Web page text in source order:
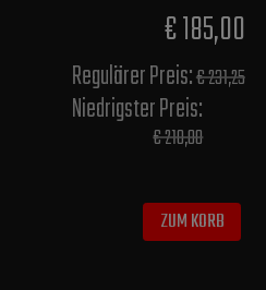
€ 185,00
Regulärer Preis:€ 231,25
Niedrigster Preis:
€ 210,00
ZUM KORB